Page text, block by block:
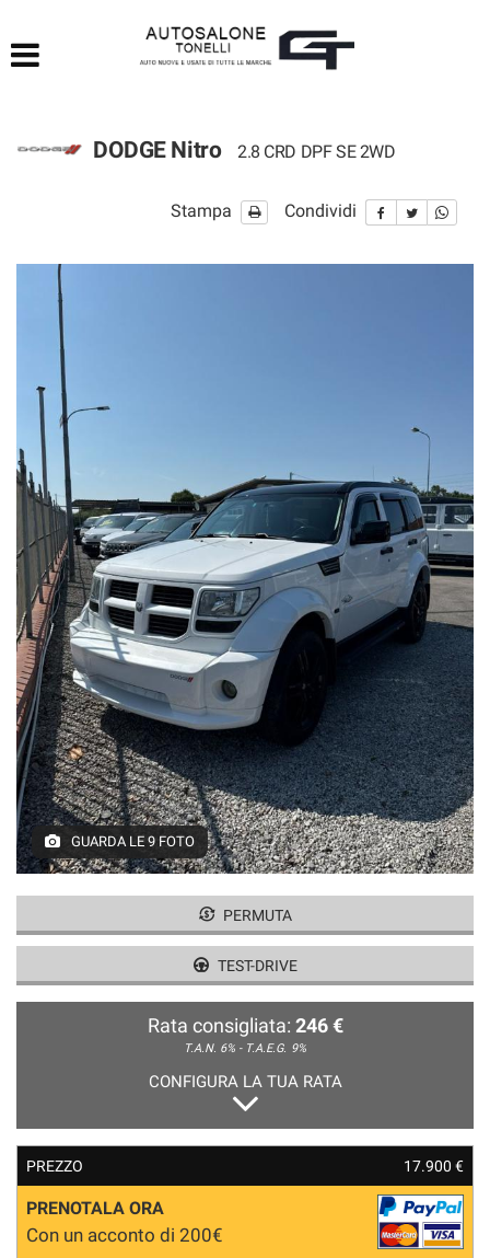
ACQUISTIAMO USATO
CONTATTI
DODGE Nitro 2.8 CRD DPF SE 2WD
Stampa Condividi
GUARDA LE 9 FOTO
PERMUTA
TEST-DRIVE
Rata consigliata: 246 €
T.A.N. 6% - T.A.E.G. 9%
CONFIGURA LA TUA RATA
PREZZO 17.900 €
PRENOTALA ORA
Con un acconto di 200€